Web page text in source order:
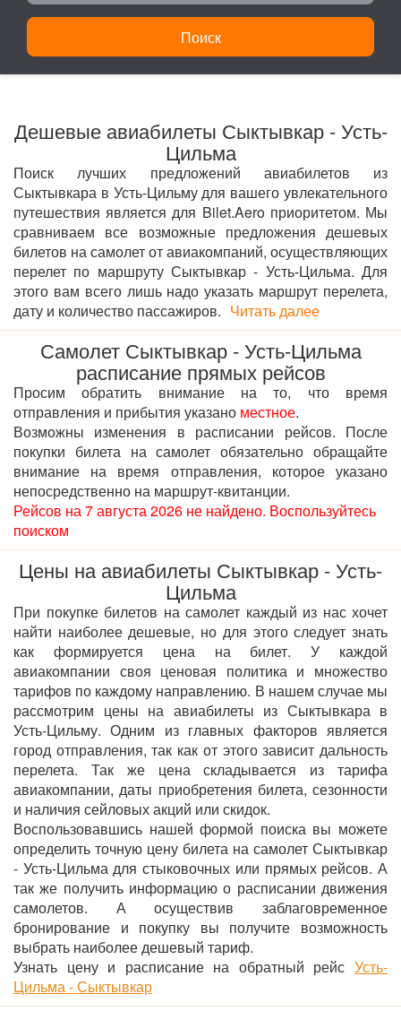
Поиск
Дешевые авиабилеты Сыктывкар - Усть-
Цильма
Поиск лучших предложений авиабилетов из
Сыктывкара в Усть-Цильму для вашего увлекательного
путешествия является для Bilet.Aero приоритетом. Мы
сравниваем все возможные предложения дешевых
билетов на самолет от авиакомпаний, осуществляющих
перелет по маршруту Сыктывкар - Усть-Цильма. Для
этого вам всего лишь надо указать маршрут перелета,
дату и количество пассажиров. Читать далее
Самолет Сыктывкар - Усть-Цильма
расписание прямых рейсов
Просим обратить внимание на то, что время
отправления и прибытия указано местное.
Возможны изменения в расписании рейсов. После
покупки билета на самолет обязательно обращайте
внимание на время отправления, которое указано
непосредственно на маршрут-квитанции.
Рейсов на 7 августа 2026 не найдено. Воспользуйтесь
поиском
Цены на авиабилеты Сыктывкар - Усть-
Цильма
При покупке билетов на самолет каждый из нас хочет
найти наиболее дешевые, но для этого следует знать
как формируется цена на билет. У каждой
авиакомпании своя ценовая политика и множество
тарифов по каждому направлению. В нашем случае мы
рассмотрим цены на авиабилеты из Сыктывкара в
Усть-Цильму. Одним из главных факторов является
город отправления, так как от этого зависит дальность
перелета. Так же цена складывается из тарифа
авиакомпании, даты приобретения билета, сезонности
и наличия сейловых акций или скидок.
Воспользовавшись нашей формой поиска вы можете
определить точную цену билета на самолет Сыктывкар
- Усть-Цильма для стыковочных или прямых рейсов. А
так же получить информацию о расписании движения
самолетов. А осуществив заблаговременное
бронирование и покупку вы получите возможность
выбрать наиболее дешевый тариф.
Узнать цену и расписание на обратный рейс Усть-
Цильма - Сыктывкар